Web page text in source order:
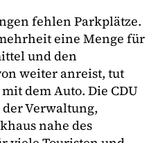
fehlen Parkplätze.
eine Menge für
und den
weiter anreist, tut
dem Auto. Die CDU
Verwaltung,
nahe des